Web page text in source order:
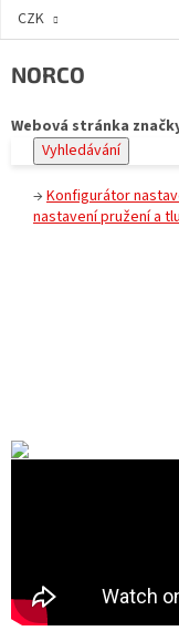
Přejít
CZK
NORCO
Webová stránka
Vyhledávání
→ Konfigurátor
nastavení pružení a